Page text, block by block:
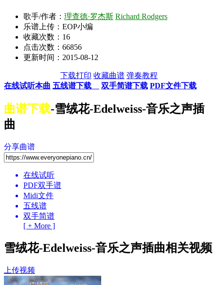
歌手/作者： 理查德·罗杰斯 Richard Rodgers
乐谱上传：EOP小编
收藏次数： 16
点击次数：66856
更新时间：2015-08-12
下载打印 收藏曲谱 弹奏教程
在线试听本曲 五线谱下载 双手简谱下载 PDF文件下载
曲谱下载-雪绒花-Edelweiss-音乐之声插
曲
分享曲谱
在线试听
PDF双手谱
Midi文件
五线谱
双手简谱
[ + More ]
雪绒花-Edelweiss-音乐之声插曲相关视频
上传视频